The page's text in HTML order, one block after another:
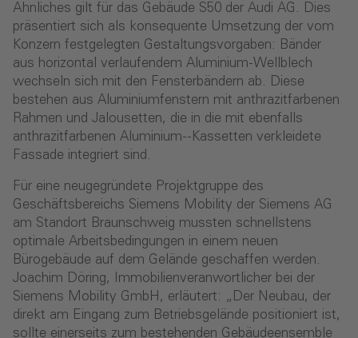
Ähnliches gilt für das Gebäude S50 der Audi AG. Dies
präsentiert sich als konsequente Umsetzung der vom
Konzern festgelegten Gestaltungsvorgaben: Bänder
aus horizontal verlaufendem Aluminium-Wellblech
wechseln sich mit den Fensterbändern ab. Diese
bestehen aus Aluminiumfenstern mit anthrazitfarbenen
Rahmen und Jalousetten, die in die mit ebenfalls
anthrazitfarbenen Aluminium--Kassetten verkleidete
Fassade integriert sind.
Für eine neugegründete Projektgruppe des
Geschäftsbereichs Siemens Mobility der Siemens AG
am Standort Braunschweig mussten schnellstens
optimale Arbeitsbedingungen in einem neuen
Bürogebäude auf dem Gelände geschaffen werden.
Joachim Döring, Immobilienveranwortlicher bei der
Siemens Mobility GmbH, erläutert: „Der Neubau, der
direkt am Eingang zum Betriebsgelände positioniert ist,
sollte einerseits zum bestehenden Gebäudeensemble